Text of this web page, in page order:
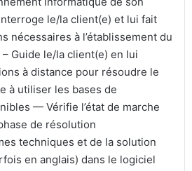
le/la client(e) et lui fait
nécessaires à l’établissement du
Guide le/la client(e) en lui
à distance pour résoudre le
à utiliser les bases de
— Vérifie l’état de marche
de résolution
techniques et de la solution
en anglais) dans le logiciel